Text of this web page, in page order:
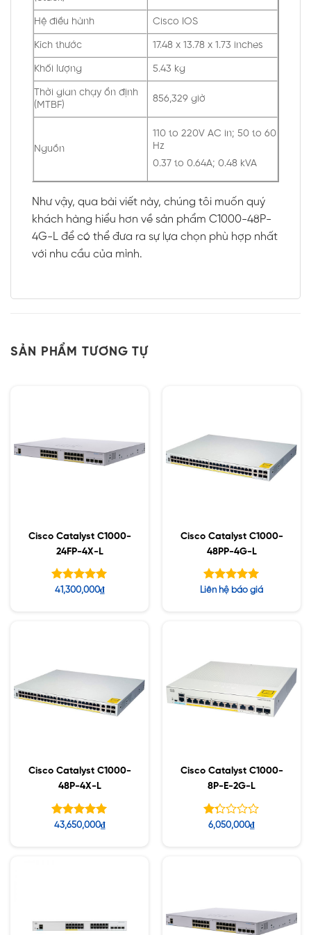
Hệ điều hành Cisco IOS
Kích thước 17.48 x 13.78 x 1.73 inches
Khối lượng 5.43 kg
Thời gian chạy ổn định
(MTBF)
856,329 giờ
Nguồn
110 to 220V AC in; 50 to 60
Hz
0.37 to 0.64A; 0.48 kVA
Như vậy, qua bài viết này, chúng tôi muốn quý
khách hàng hiểu hơn về sản phẩm C1000-48P-
4G-L để có thể đưa ra sự lựa chọn phù hợp nhất
với nhu cầu của mình.
SẢN PHẨM TƯƠNG TỰ
Cisco Catalyst C1000-
24FP-4X-L
Được xếp
41,300,000₫
Cisco Catalyst C1000-
48PP-4G-L
Được xếp
Liên hệ báo giá
Cisco Catalyst C1000-
48P-4X-L
Được xếp
43,650,000₫
Cisco Catalyst C1000-
8P-E-2G-L
Được
6,050,000₫